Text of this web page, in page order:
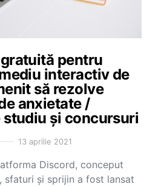
pentru
interactiv de
să rezolve
anxietate /
studiu și concursuri
13 aprilie 2021
Discord, conceput
sfaturi și sprijin a fost lansat